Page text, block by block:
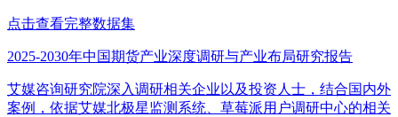
点击查看完整数据集
2025-2030年中国期货产业深度调研与产业布局研究报告
艾媒咨询研究院深入调研相关企业以及投资人士，结合国内外
案例，依据艾媒北极星监测系统、草莓派用户调研中心的相关